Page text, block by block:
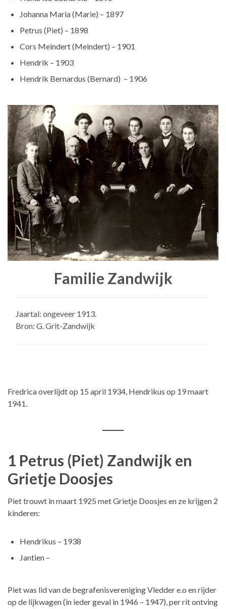
Johanna Maria (Marie) – 1897
Petrus (Piet) – 1898
Cors Meindert (Meindert) – 1901
Hendrik – 1903
Hendrik Bernardus (Bernard) – 1906
Familie Zandwijk
Jaartal: ongeveer 1913.
Bron: G. Grit-Zandwijk
Fredrica overlijdt op 15 april 1934, Hendrikus op 19 maart
1941.
1 Petrus (Piet) Zandwijk en
Grietje Doosjes
Piet trouwt in maart 1925 met Grietje Doosjes en ze krijgen 2
kinderen:
Hendrikus – 1938
Jantien –
Piet was lid van de begrafenisvereniging Vledder e.o en rijder
op de lijkwagen (in ieder geval in 1946 – 1947), per rit ontving